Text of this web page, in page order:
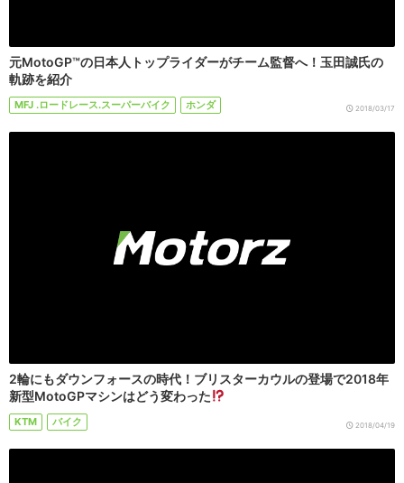
元MotoGP™の日本人トップライダーがチーム監督へ！玉田誠氏の
軌跡を紹介
MFJ .ロードレース.スーパーバイク ホンダ 2018/03/17
2輪にもダウンフォースの時代！ブリスターカウルの登場で2018年
新型MotoGPマシンはどう変わった
KTM バイク 2018/04/19